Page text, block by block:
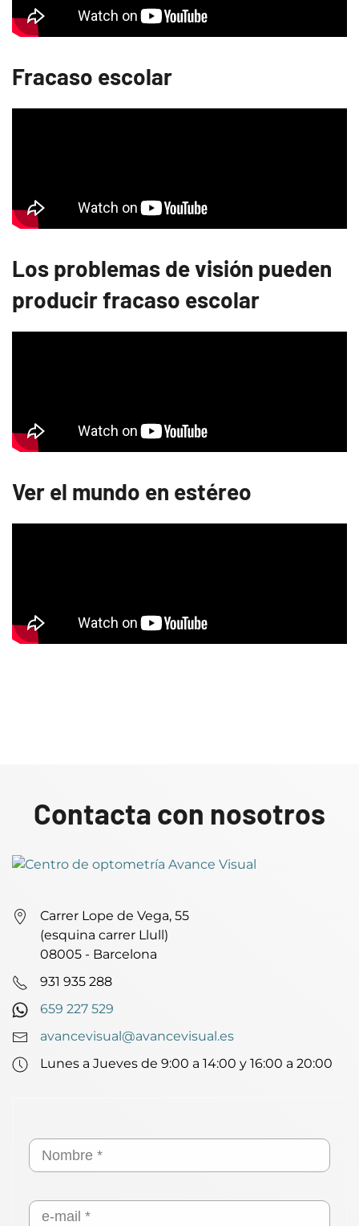
Fracaso escolar
Los problemas de visión pueden
producir fracaso escolar
Ver el mundo en estéreo
Contacta con nosotros
Carrer Lope de Vega, 55
(esquina carrer Llull)
08005 - Barcelona
931 935 288
659 227 529
avancevisual@avancevisual.es
Lunes a Jueves de 9:00 a 14:00 y 16:00 a 20:00